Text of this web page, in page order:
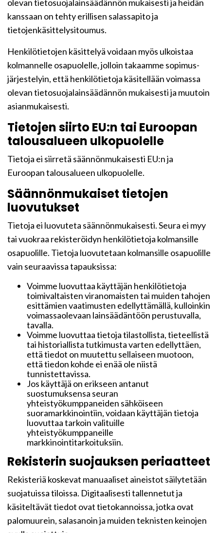
olevan tietosuojalainsäädännön mukaisesti ja heidän
kanssaan on tehty erillisen salassapito ja
tietojenkäsittelysitoumus.
Henkilötietojen käsittelyä voidaan myös ulkoistaa
kolmannelle osapuolelle, jolloin takaamme sopimus-
järjestelyin, että henkilötietoja käsitellään voimassa
olevan tietosuojalainsäädännön mukaisesti ja muutoin
asianmukaisesti.
Tietojen siirto EU:n tai Euroopan
talousalueen ulkopuolelle
Tietoja ei siirretä säännönmukaisesti EU:n ja
Euroopan talousalueen ulkopuolelle.
Säännönmukaiset tietojen
luovutukset
Tietoja ei luovuteta säännönmukaisesti. Seura ei myy
tai vuokraa rekisteröidyn henkilötietoja kolmansille
osapuolille. Tietoja luovutetaan kolmansille osapuolille
vain seuraavissa tapauksissa:
Voimme luovuttaa käyttäjän henkilötietoja
toimivaltaisten viranomaisten tai muiden tahojen
esittämien vaatimusten edellyttämällä, kulloinkin
voimassaolevaan lainsäädäntöön perustuvalla,
tavalla.
Voimme luovuttaa tietoja tilastollista, tieteellistä
tai historiallista tutkimusta varten edellyttäen,
että tiedot on muutettu sellaiseen muotoon,
että tiedon kohde ei enää ole niistä
tunnistettavissa.
Jos käyttäjä on erikseen antanut
suostumuksensa seuran
yhteistyökumppaneiden sähköiseen
suoramarkkinointiin, voidaan käyttäjän tietoja
luovuttaa tarkoin valituille
yhteistyökumppaneille
markkinointitarkoituksiin.
Rekisterin suojauksen periaatteet
Rekisteriä koskevat manuaaliset aineistot säilytetään
suojatuissa tiloissa. Digitaalisesti tallennetut ja
käsiteltävät tiedot ovat tietokannoissa, jotka ovat
palomuurein, salasanoin ja muiden teknisten keinojen